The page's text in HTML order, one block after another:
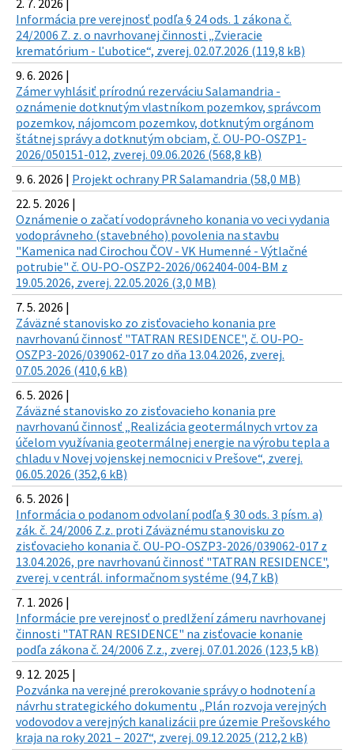
2. 7. 2026 |
Informácia pre verejnosť podľa § 24 ods. 1 zákona č.
24/2006 Z. z. o navrhovanej činnosti „Zvieracie
krematórium - Ľubotice“, zverej. 02.07.2026 (119,8 kB)
9. 6. 2026 |
Zámer vyhlásiť prírodnú rezerváciu Salamandria -
oznámenie dotknutým vlastníkom pozemkov, správcom
pozemkov, nájomcom pozemkov, dotknutým orgánom
štátnej správy a dotknutým obciam, č. OU-PO-OSZP1-
2026/050151-012, zverej. 09.06.2026 (568,8 kB)
9. 6. 2026 | Projekt ochrany PR Salamandria (58,0 MB)
22. 5. 2026 |
Oznámenie o začatí vodoprávneho konania vo veci vydania
vodoprávneho (stavebného) povolenia na stavbu
"Kamenica nad Cirochou ČOV - VK Humenné - Výtlačné
potrubie" č. OU-PO-OSZP2-2026/062404-004-BM z
19.05.2026, zverej. 22.05.2026 (3,0 MB)
7. 5. 2026 |
Záväzné stanovisko zo zisťovacieho konania pre
navrhovanú činnosť "TATRAN RESIDENCE", č. OU-PO-
OSZP3-2026/039062-017 zo dňa 13.04.2026, zverej.
07.05.2026 (410,6 kB)
6. 5. 2026 |
Záväzné stanovisko zo zisťovacieho konania pre
navrhovanú činnosť „Realizácia geotermálnych vrtov za
účelom využívania geotermálnej energie na výrobu tepla a
chladu v Novej vojenskej nemocnici v Prešove“, zverej.
06.05.2026 (352,6 kB)
6. 5. 2026 |
Informácia o podanom odvolaní podľa § 30 ods. 3 písm. a)
zák. č. 24/2006 Z.z. proti Záväznému stanovisku zo
zisťovacieho konania č. OU-PO-OSZP3-2026/039062-017 z
13.04.2026, pre navrhovanú činnosť "TATRAN RESIDENCE",
zverej. v centrál. informačnom systéme (94,7 kB)
7. 1. 2026 |
Informácie pre verejnosť o predlžení zámeru navrhovanej
činnosti "TATRAN RESIDENCE" na zisťovacie konanie
podľa zákona č. 24/2006 Z.z., zverej. 07.01.2026 (123,5 kB)
9. 12. 2025 |
Pozvánka na verejné prerokovanie správy o hodnotení a
návrhu strategického dokumentu „Plán rozvoja verejných
vodovodov a verejných kanalizácii pre územie Prešovského
kraja na roky 2021 – 2027“, zverej. 09.12.2025 (212,2 kB)